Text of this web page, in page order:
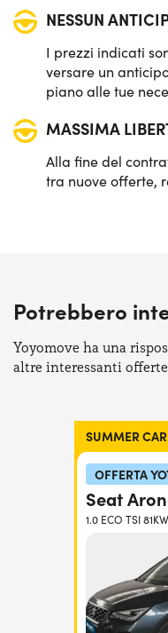
NESSUN
I prezzi indicati
versare un
piano alle tue
MASSIMA
Alla fine del
tra nuove offerte,
Potrebbero
Yoyomove ha una
altre interessanti
SUMMER
OFFERTA
Seat
1.0 ECO TSI